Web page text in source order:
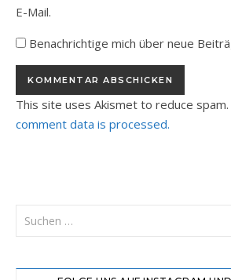
E-Mail.
Benachrichtige mich über neue
This site uses Akismet to reduce spam.
comment data is processed.